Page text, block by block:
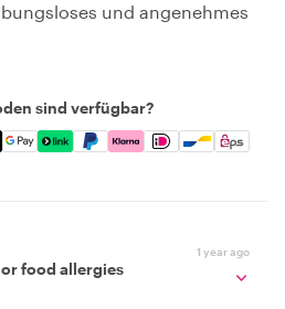
und angenehmes
sind verfügbar?
Discover, Apple Pay, Google
1 year ago
food allergies